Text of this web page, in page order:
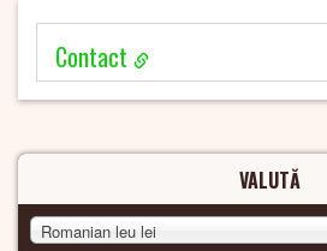
Contact
VALUTĂ
Romanian leu lei